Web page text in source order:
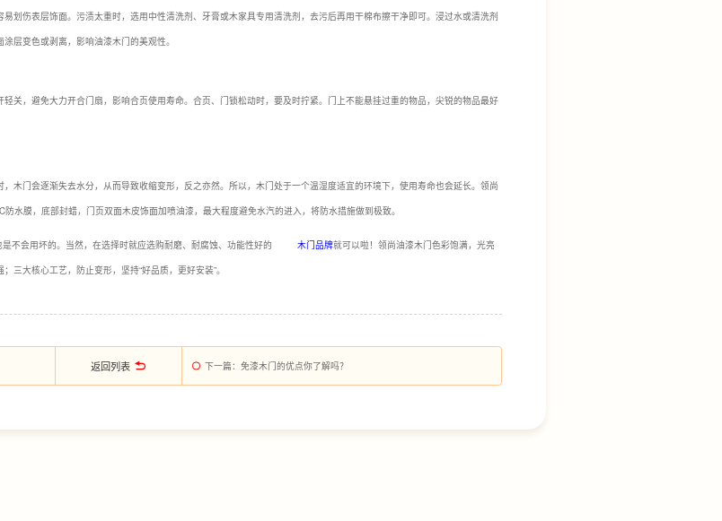
划伤表层饰面。污渍太重时，选用中性清洗剂、牙膏或木家具专用清洗剂，去污后再用干棉布擦干净即可。浸过水或清洗剂
层变色或剥离，影响油漆木门的美观性。
关，避免大力开合门扇，影响合页使用寿命。合页、门锁松动时，要及时拧紧。门上不能悬挂过重的物品，尖锐的物品最好
木门会逐渐失去水分，从而导致收缩变形，反之亦然。所以，木门处于一个温湿度适宜的环境下，使用寿命也会延长。领尚
水膜，底部封蜡，门页双面木皮饰面加喷油漆，最大程度避免水汽的进入，将防水措施做到极致。
不会用坏的。当然，在选择时就应选购耐磨、耐腐蚀、功能性好的 木门品牌就可以啦！领尚油漆木门色彩饱满，光亮
三大核心工艺，防止变形，坚持“好品质，更好安装”。
返回列表 下一篇：免漆木门的优点你了解吗？